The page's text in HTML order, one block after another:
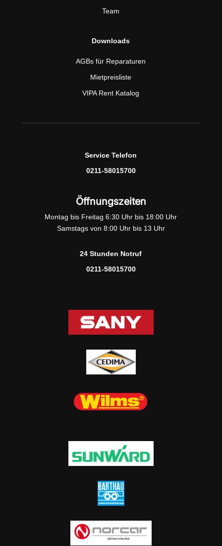
Team
Downloads
AGBs für Reparaturen
Mietpreisliste
VIPA Rent Katalog
Service Telefon
0211-58015700
Öffnungszeiten
Montag bis Freitag 6:30 Uhr bis 18:00 Uhr
Samstags von 8:00 Uhr bis 13 Uhr
24 Stunden Notruf
0211-58015700